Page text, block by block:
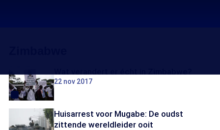
22 nov 2017
Huisarrest voor Mugabe: De oudst
zittende wereldleider ooit